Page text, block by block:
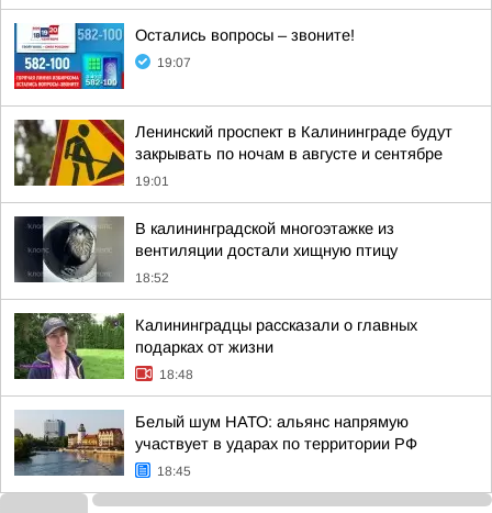
Остались вопросы – звоните!
19:07
Ленинский проспект в Калининграде будут
закрывать по ночам в августе и сентябре
19:01
В калининградской многоэтажке из
вентиляции достали хищную птицу
18:52
Калининградцы рассказали о главных
подарках от жизни
18:48
Белый шум НАТО: альянс напрямую
участвует в ударах по территории РФ
18:45